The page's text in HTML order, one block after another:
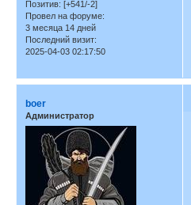
Позитив: [+541/-2]
Провел на форуме:
3 месяца 14 дней
Последний визит:
2025-04-03 02:17:50
boer
Администратор